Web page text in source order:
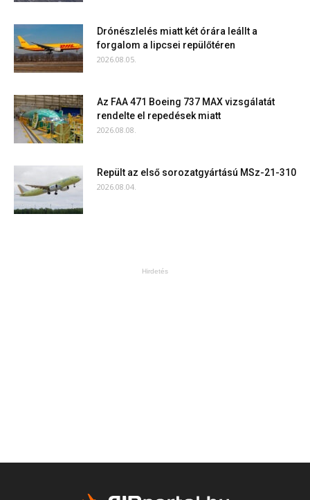
Drónészlelés miatt két órára leállt a
forgalom a lipcsei repülőtéren
2026.08.05.
Az FAA 471 Boeing 737 MAX vizsgálatát
rendelte el repedések miatt
2026.08.08.
Repült az első sorozatgyártású MSz-21-310
2026.08.04.
Hirdetés